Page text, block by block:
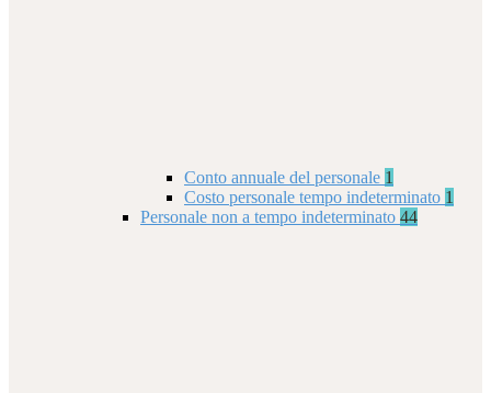
Conto annuale del personale 1
Costo personale tempo indeterminato 1
Personale non a tempo indeterminato 44